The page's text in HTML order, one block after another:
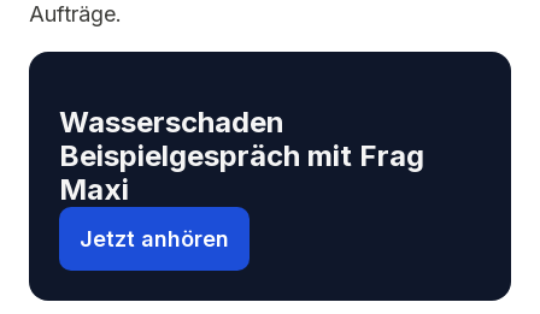
Aufträge.
Wasserschaden
Beispielgespräch mit Frag
Maxi
Jetzt anhören